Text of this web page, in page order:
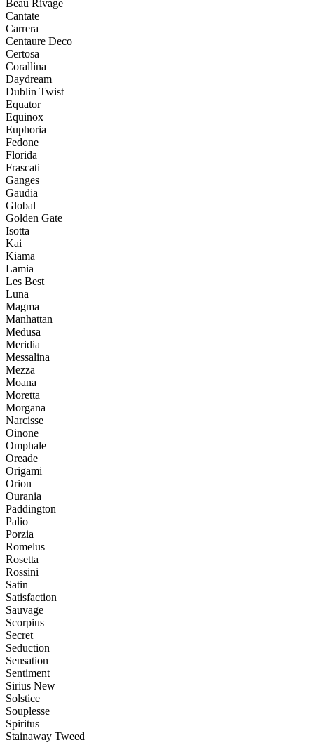
Beau Rivage
Cantate
Carrera
Centaure Deco
Certosa
Corallina
Daydream
Dublin Twist
Equator
Equinox
Euphoria
Fedone
Florida
Frascati
Ganges
Gaudia
Global
Golden Gate
Isotta
Kai
Kiama
Lamia
Les Best
Luna
Magma
Manhattan
Medusa
Meridia
Messalina
Mezza
Moana
Moretta
Morgana
Narcisse
Oinone
Omphale
Oreade
Origami
Orion
Ourania
Paddington
Palio
Porzia
Romelus
Rosetta
Rossini
Satin
Satisfaction
Sauvage
Scorpius
Secret
Seduction
Sensation
Sentiment
Sirius New
Solstice
Souplesse
Spiritus
Stainaway Tweed